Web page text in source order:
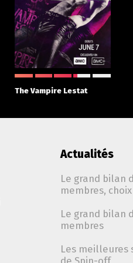
The Vampire Lestat
Actualités
Le grand bilan
membres,
Le grand bilan
membres
Les meilleures
de Spin-off